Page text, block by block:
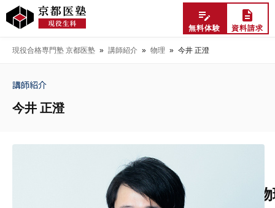
無料体験 資料請求
現役合格専門塾 京都医塾 » 講師紹介 » 物理 » 今井 正澄
講師紹介
今井 正澄